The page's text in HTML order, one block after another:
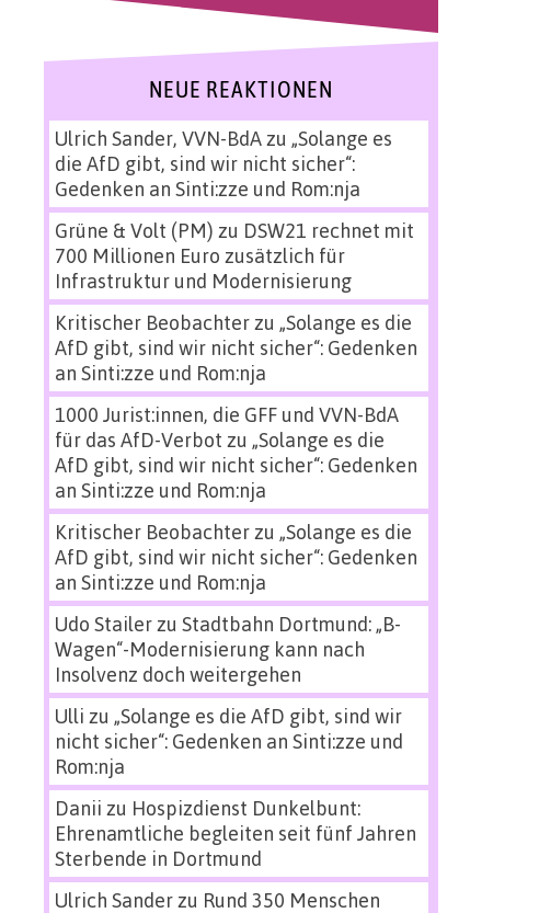
NEUE REAKTIONEN
Ulrich Sander, VVN-BdAzu „Solange es
die AfD gibt, sind wir nicht sicher“:
Gedenken an Sinti:zze und Rom:nja
Grüne & Volt (PM) zu DSW21 rechnet mit
700 Millionen Euro zusätzlich für
Infrastruktur und Modernisierung
Kritischer Beobachterzu „Solange es die
AfD gibt, sind wir nicht sicher“: Gedenken
an Sinti:zze und Rom:nja
1000 Jurist:innen, die GFF und VVN-BdA
für das AfD-Verbot zu „Solange es die
AfD gibt, sind wir nicht sicher“: Gedenken
an Sinti:zze und Rom:nja
Kritischer Beobachterzu „Solange es die
AfD gibt, sind wir nicht sicher“: Gedenken
an Sinti:zze und Rom:nja
Udo Stailerzu Stadtbahn Dortmund: „B-
Wagen“-Modernisierung kann nach
Insolvenz doch weitergehen
Ulli zu „Solange es die AfD gibt, sind wir
nicht sicher“: Gedenken an Sinti:zze und
Rom:nja
Danii zu Hospizdienst Dunkelbunt:
Ehrenamtliche begleiten seit fünf Jahren
Sterbende in Dortmund
Ulrich Sanderzu Rund 350 Menschen